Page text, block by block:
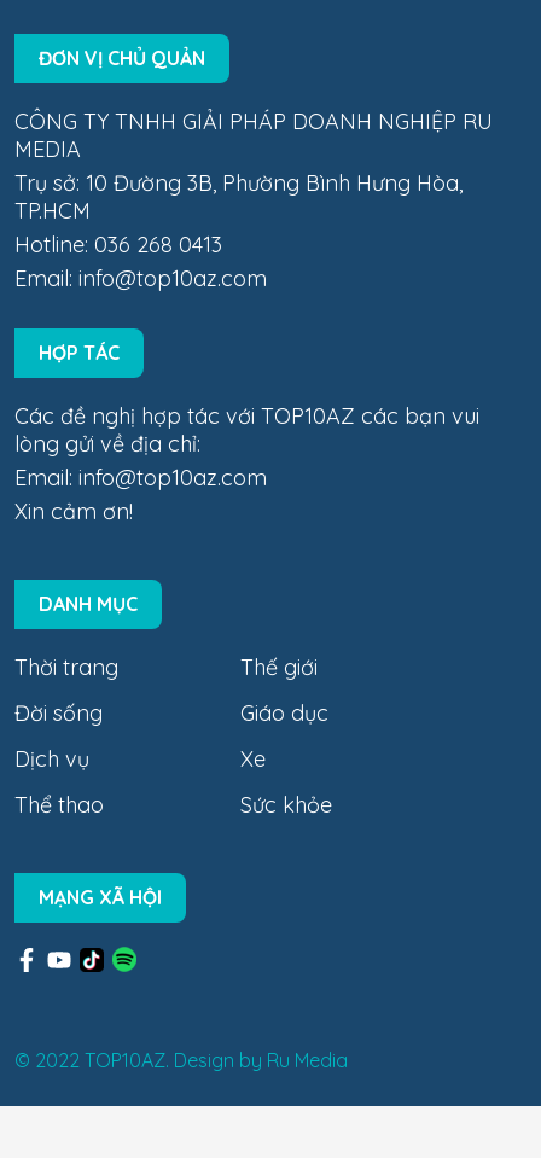
ĐƠN VỊ CHỦ QUẢN
CÔNG TY TNHH GIẢI PHÁP DOANH NGHIỆP RU
MEDIA
Trụ sở: 10 Đường 3B, Phường Bình Hưng Hòa,
TP.HCM
Hotline: 036 268 0413
Email: info@top10az.com
HỢP TÁC
Các đề nghị hợp tác với TOP10AZ các bạn vui
lòng gửi về địa chỉ:
Email: info@top10az.com
Xin cảm ơn!
DANH MỤC
Thời trang
Thế giới
Đời sống
Giáo dục
Dịch vụ
Xe
Thể thao
Sức khỏe
MẠNG XÃ HỘI
© 2022 TOP10AZ. Design by Ru Media